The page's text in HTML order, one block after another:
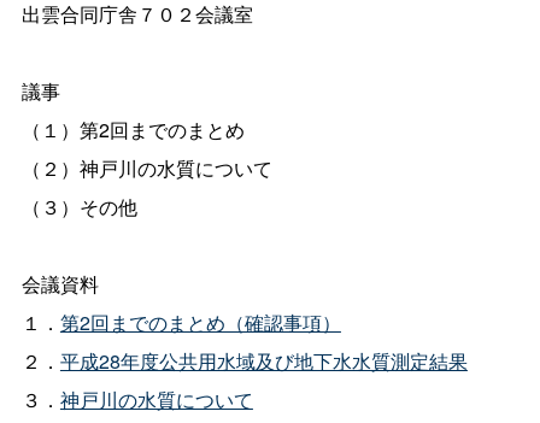
出雲合同庁舎７０２会議室
議事
（１）第2回までのまとめ
（２）神戸川の水質について
（３）その他
会議資料
１． 第2回までのまとめ（確認事項）
２． 平成28年度公共用水域及び地下水水質測定結果
３． 神戸川の水質について